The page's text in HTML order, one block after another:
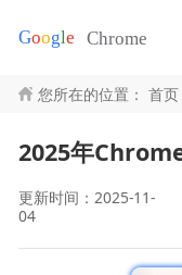
您所在的位置： 首页
更新时间：2025-11-
04